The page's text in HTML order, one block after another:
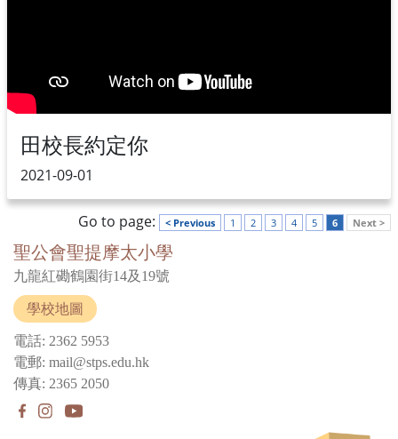
田校長約定你
2021-09-01
Go to page: < Previous 1 2 3 4 5 6 Next >
聖公會聖提摩太小學
九龍紅磡鶴園街14及19號
學校地圖
電話: 2362 5953
電郵: mail@stps.edu.hk
傳真: 2365 2050